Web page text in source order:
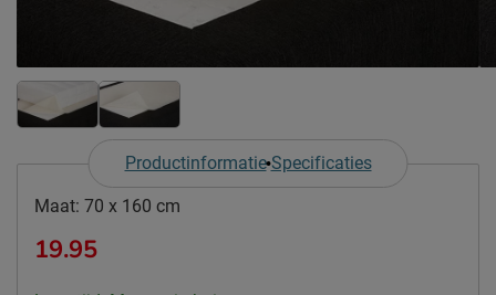
Productinformatie Specificaties
Maat: 70 x 160 cm
19.95